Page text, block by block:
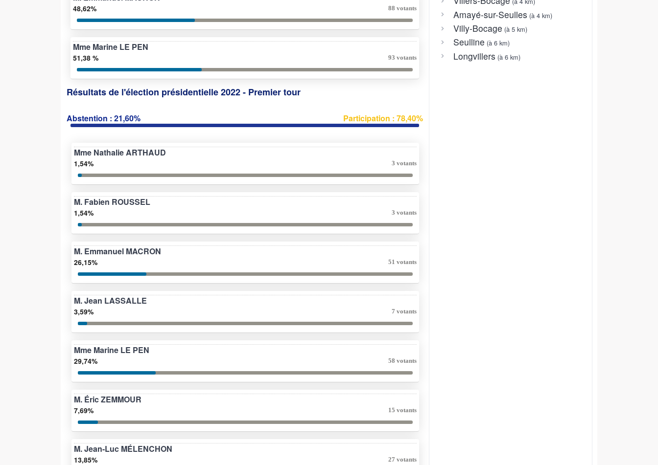
48,62% 88 votants
Mme Marine LE PEN
51,38 % 93 votants
Résultats de l'élection présidentielle 2022 - Premier tour
Abstention : 21,60% Participation : 78,40%
Mme Nathalie ARTHAUD
1,54% 3 votants
M. Fabien ROUSSEL
1,54% 3 votants
M. Emmanuel MACRON
26,15% 51 votants
M. Jean LASSALLE
3,59% 7 votants
Mme Marine LE PEN
29,74% 58 votants
M. Éric ZEMMOUR
7,69% 15 votants
M. Jean-Luc MÉLENCHON
13,85% 27 votants
Amayé-sur-Seulles (à 4 km)
Villy-Bocage (à 5 km)
Seulline (à 6 km)
Longvillers (à 6 km)